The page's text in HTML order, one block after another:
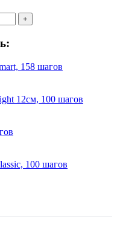
+
158 шагов
12см, 100 шагов
100 шагов